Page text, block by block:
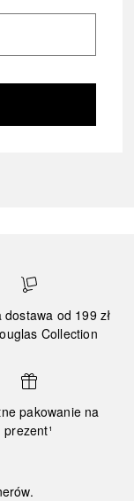
dostawa od 199 zł
Collection
pakowanie na
prezent¹